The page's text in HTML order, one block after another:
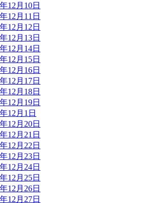
12月10日
12月11日
12月12日
12月13日
12月14日
12月15日
12月16日
12月17日
12月18日
12月19日
12月1日
12月20日
12月21日
12月22日
12月23日
12月24日
12月25日
12月26日
12月27日